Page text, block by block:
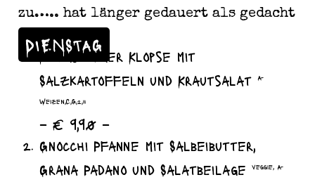
zu….. hat länger gedauert als gedacht
DIENSTAG
Königsberger Klopse mit
Salzkartoffeln und Krautsalat
A-
Weizen,C,G,2,11
– € 9,90 –
Gnocchi Pfanne mit Salbeibutter,
Grana Padano und Salatbeilage
veggie, A-